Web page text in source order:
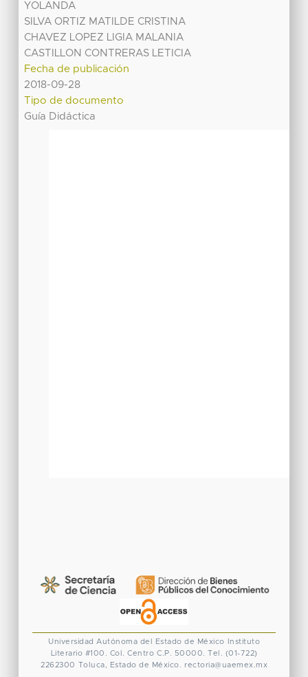
YOLANDA
SILVA ORTIZ MATILDE CRISTINA
CHAVEZ LOPEZ LIGIA MALANIA
CASTILLON CONTRERAS LETICIA
Fecha de publicación
2018-09-28
Tipo de documento
Guía Didáctica
Universidad Autónoma del Estado de México
Instituto
Literario #100. Col. Centro C.P. 50000. Tel. (01-722)
2262300 Toluca, Estado de México. rectoria@uaemex.mx